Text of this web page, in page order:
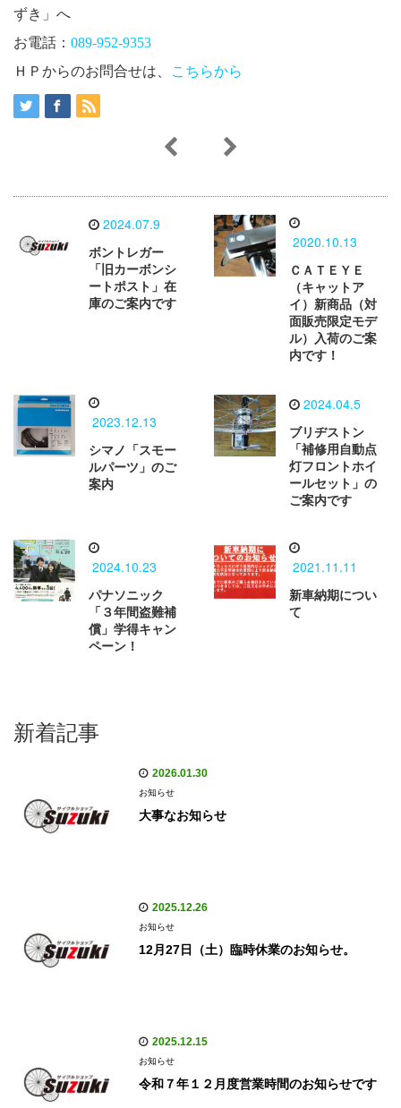
ずき」へ
お電話： 089-952-9353
ＨＰからのお問合せは、
こちらから
2024.07.9
ボントレガー
「旧カーボンシ
ートポスト」在
庫のご案内です
2020.10.13
ＣＡＴＥＹＥ
（キャットア
イ）新商品（対
面販売限定モデ
ル）入荷のご案
内です！
2023.12.13
シマノ「スモー
ルパーツ」のご
案内
2024.04.5
ブリヂストン
「補修用自動点
灯フロントホイ
ールセット」の
ご案内です
2024.10.23
パナソニック
「３年間盗難補
償」学得キャン
ペーン！
2021.11.11
新車納期につい
て
新着記事
2026.01.30
お知らせ
大事なお知らせ
2025.12.26
お知らせ
12月27日（土）臨時休業のお知らせ。
2025.12.15
お知らせ
令和７年１２月度営業時間のお知らせです